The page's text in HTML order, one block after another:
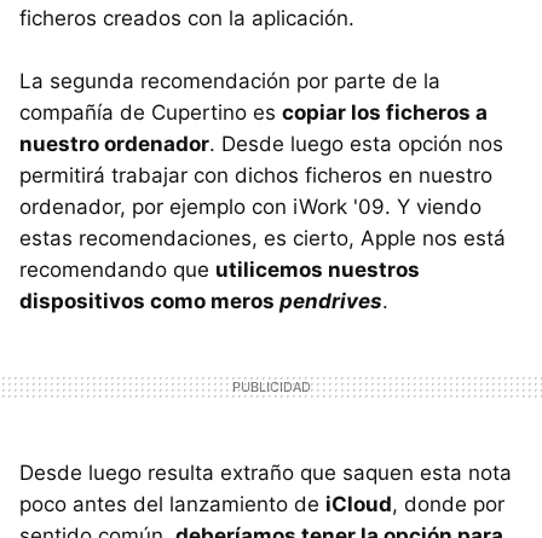
ficheros creados con la aplicación.
La segunda recomendación por parte de la
compañía de Cupertino es copiar los ficheros a
nuestro ordenador. Desde luego esta opción nos
permitirá trabajar con dichos ficheros en nuestro
ordenador, por ejemplo con iWork '09. Y viendo
estas recomendaciones, es cierto, Apple nos está
recomendando que utilicemos nuestros
dispositivos como meros pendrives.
Desde luego resulta extraño que saquen esta nota
poco antes del lanzamiento de iCloud, donde por